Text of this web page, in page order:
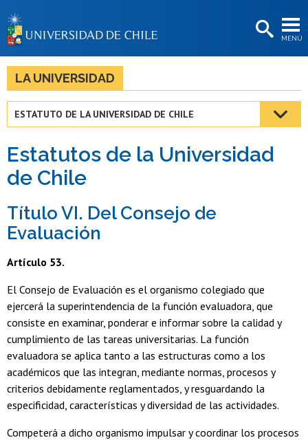
MENÚ
BIBLIOTECAS
LA UNIVERSIDAD
Estudiantes
Académicas/os
Egresadas/os
LA UNIVERSIDAD
ESTATUTO DE LA UNIVERSIDAD DE CHILE
Estatutos de la Universidad
de Chile
Título VI. Del Consejo de
Evaluación
Artículo 53.
El Consejo de Evaluación es el organismo colegiado que
ejercerá la superintendencia de la función evaluadora, que
consiste en examinar, ponderar e informar sobre la calidad y
cumplimiento de las tareas universitarias. La función
evaluadora se aplica tanto a las estructuras como a los
académicos que las integran, mediante normas, procesos y
criterios debidamente reglamentados, y resguardando la
especificidad, características y diversidad de las actividades.
Competerá a dicho organismo impulsar y coordinar los procesos